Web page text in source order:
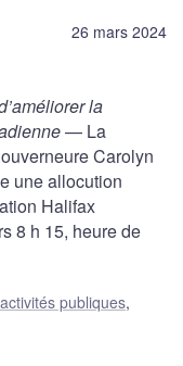
26 mars 2024
la
— La
Carolyn
une allocution
Halifax
8 h 15, heure de
publiques,